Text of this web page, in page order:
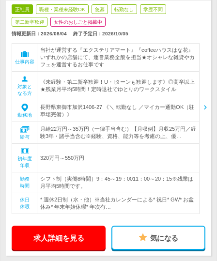
正社員 職種・業種未経験OK 急募 転勤なし 学歴不問
第二新卒歓迎 女性のおしごと掲載中
情報更新日：2026/08/04 終了予定日： 2026/10/05
仕事内容
当社が運営する『エクステリアマート』『coffeeハウスはな花』
いずれかの店舗にて、運営業務全般を担当★オシャレな雑貨やカ
フェを運営するお仕事です
対象と
なる方
《未経験・第二新卒歓迎！U・Iターンも歓迎します》◎高卒以上
★残業月平均5時間！定時退社でゆとりのワークスタイル
勤務地
長野県東御市加沢1406-27 《＼ 転勤なし ／マイカー通勤OK（駐
車場完備）》
給与
月給22万円～35万円（一律手当含む）【月収例】月収25万円／経
験3年・諸手当含む※経験、資格、能力等を考慮の上、優…
初年度
年収
320万円～550万円
勤務
時間
シフト制（実働8時間）9：45～19：0011：00～20：15※残業は
月平均5時間です。
休日
休暇
* 週休2日制（水・他）※当社カレンダーによる* 祝日* GW* お盆
休み* 年末年始休暇* 年次有…
求人詳細を見る 気になる